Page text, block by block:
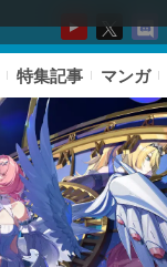
特集記事 マンガ